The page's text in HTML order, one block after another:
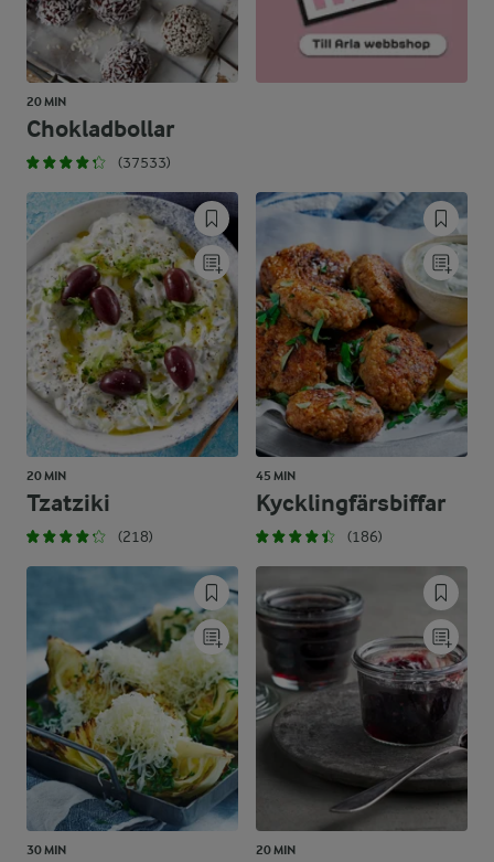
20 MIN
Chokladbollar
(37533)
20 MIN
Tzatziki
(218)
45 MIN
Kycklingfärsbiffar
(186)
30 MIN 20 MIN